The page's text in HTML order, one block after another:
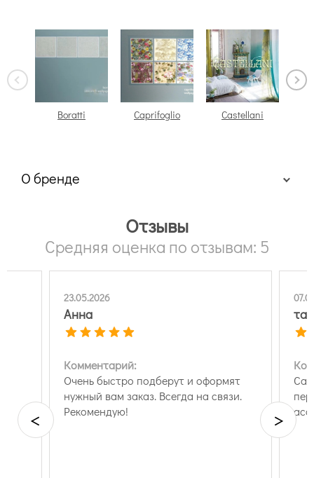
Boratti Caprifoglio Castellani
О бренде
Отзывы
Средняя оценка по отзывам: 5
23.05.2026
Анна
Комментарий:
Очень быстро подберут и оформят
нужный вам заказ. Всегда на связи.
Рекомендую!
< >